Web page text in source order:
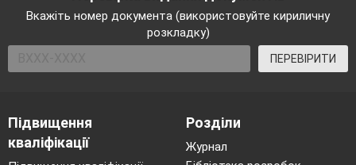
Вставити на слайд кнопку управління «В
кінець»: Вставка Фігури
Керуючі
Вкажіть номер документа (використовуйте кириличну
розкладку)
ПЕРЕВІРИТИ
Підвищення
кваліфікації
Розділи
Журнал